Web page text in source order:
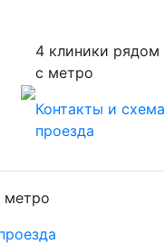
4 клиники рядом
с метро
Контакты и схема
проезда
метро